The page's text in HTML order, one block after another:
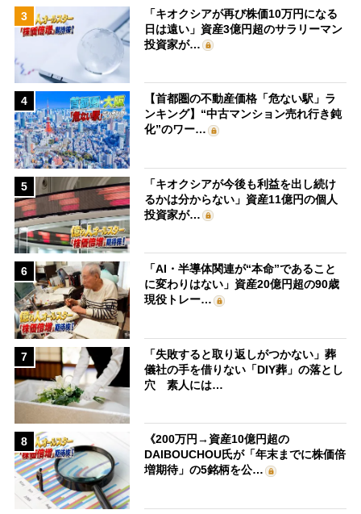
3
「キオクシアが再び株価10万円になる
日は遠い」資産3億円超のサラリーマン
投資家が…
4
【首都圏の不動産価格「危ない駅」ラ
ンキング】“中古マンション売れ行き鈍
化”のワー…
5
「キオクシアが今後も利益を出し続け
るかは分からない」資産11億円の個人
投資家が…
6
「AI・半導体関連が“本命”であること
に変わりはない」資産20億円超の90歳
現役トレー…
7
「失敗すると取り返しがつかない」葬
儀社の手を借りない「DIY葬」の落とし
穴 素人には…
8
《200万円→資産10億円超の
DAIBOUCHOU氏が「年末までに株価倍
増期待」の5銘柄を公…